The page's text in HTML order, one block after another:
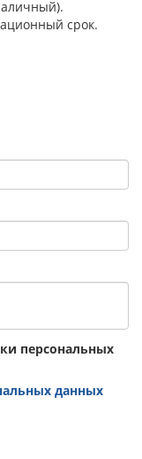
срок.
персональных
данных